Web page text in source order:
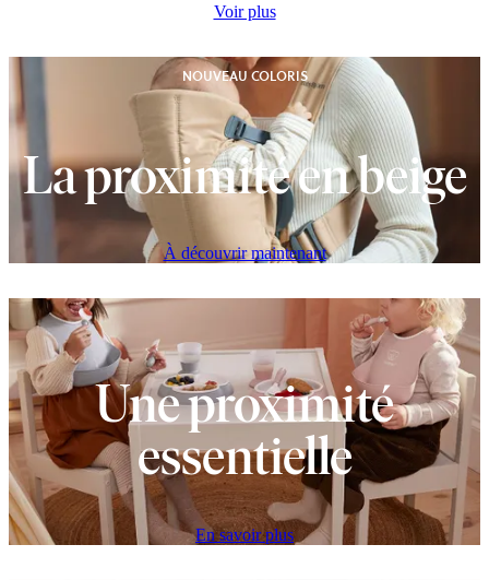
Voir plus
NOUVEAU COLORIS
La proximité en beige
À découvrir maintenant
Une proximité
essentielle
En savoir plus